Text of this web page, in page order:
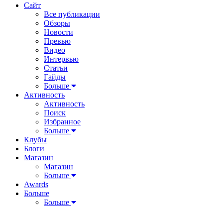
Сайт
Все публикации
Обзоры
Новости
Превью
Видео
Интервью
Статьи
Гайды
Больше
Активность
Активность
Поиск
Избранное
Больше
Клубы
Блоги
Магазин
Магазин
Больше
Awards
Больше
Больше